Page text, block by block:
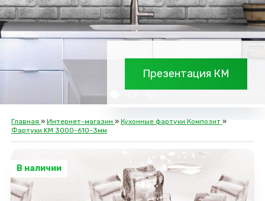
Презентация КМ
Главная » Интернет-магазин » Кухонные фартуки Композит »
Фартуки KM 3000-610-3мм
В наличии